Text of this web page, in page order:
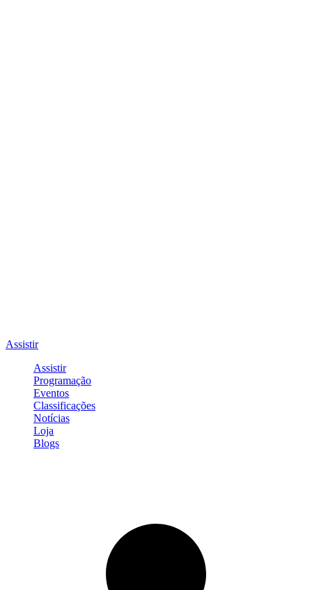
Assistir
Assistir
Programação
Eventos
Classificações
Notícias
Loja
Blogs